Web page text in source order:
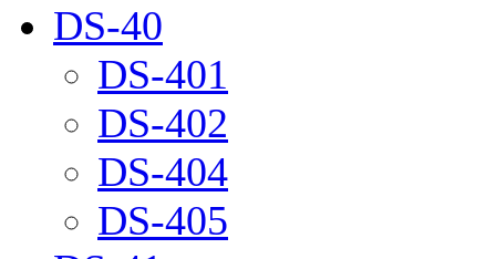
DS-40
DS-401
DS-402
DS-404
DS-405